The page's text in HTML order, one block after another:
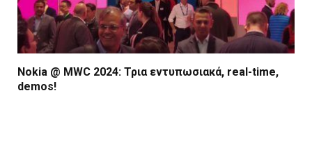
Nokia @ MWC 2024: Τρια εντυπωσιακά, real-time,
demos!